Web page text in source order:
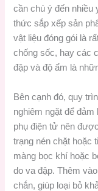
cần chú ý đến nhiều
thức sắp xếp sản
vật liệu đóng gói là
chống sốc, hay các
đập và độ ẩm là
Bên cạnh đó, quy
nghiêm ngặt để
phụ điện tử nên
trạng nén chặt hoặc
màng bọc khí hoặc
do va đập. Thêm
chắn, giúp loại bỏ